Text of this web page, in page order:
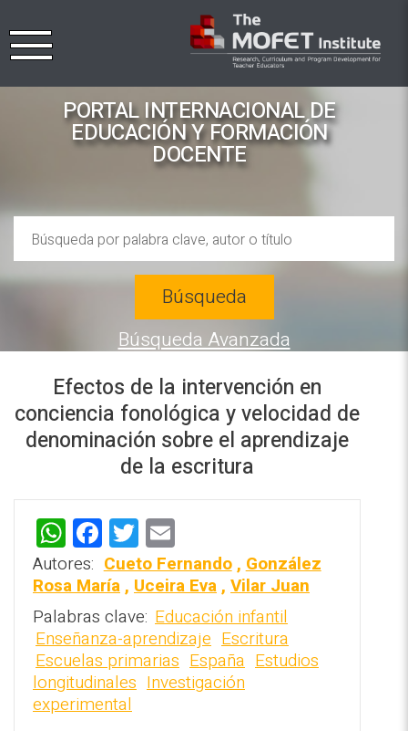
PORTAL INTERNACIONAL DE
EDUCACIÓN Y FORMACIÓN
DOCENTE
REPOSITORIO EN LÍNEA DE
CONTENIDOS ACADÉMICOS SOBRE
EDUCACIÓN Y FORMACIÓN DEL
PROFESORADO
Búsqueda
Búsqueda Avanzada
Efectos de la intervención en
conciencia fonológica y velocidad de
denominación sobre el aprendizaje
de la escritura
W
h
at
s
A
p
p
F
a
ce
b
o
o
k
T
wi
tt
er
m
ai
l
Autores: Cueto Fernando,González
Rosa María, Uceira Eva, Vilar Juan
Palabras clave: Educación infantil
Enseñanza-aprendizaje Escritura
Escuelas primarias España Estudios
longitudinales Investigación
experimental